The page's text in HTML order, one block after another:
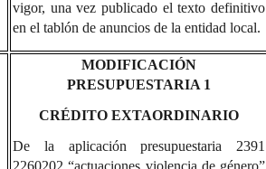
vigor, una vez publicado el texto definitivo
en el tablón de anuncios de la entidad local.
MODIFICACIÓN
PRESUPUESTARIA 1
CRÉDITO EXTAORDINARIO
De la aplicación presupuestaria 2391
2260202 “actuaciones violencia de género”